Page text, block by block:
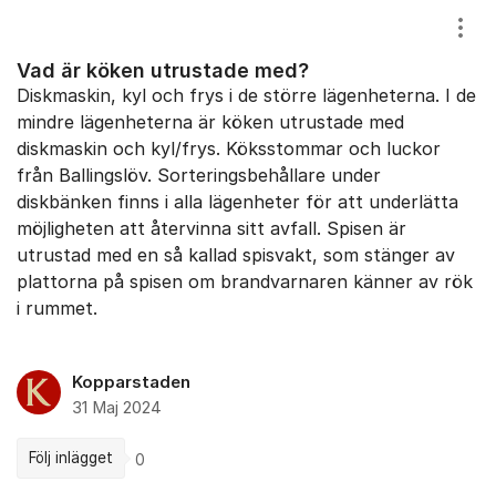
Vad är köken utrustade med?
Diskmaskin, kyl och frys i de större lägenheterna. I de
mindre lägenheterna är köken utrustade med
diskmaskin och kyl/frys. Köksstommar och luckor
från Ballingslöv. Sorteringsbehållare under
diskbänken finns i alla lägenheter för att underlätta
möjligheten att återvinna sitt avfall. Spisen är
utrustad med en så kallad spisvakt, som stänger av
plattorna på spisen om brandvarnaren känner av rök
i rummet.
Kopparstaden
31 Maj 2024
Följ inlägget 0